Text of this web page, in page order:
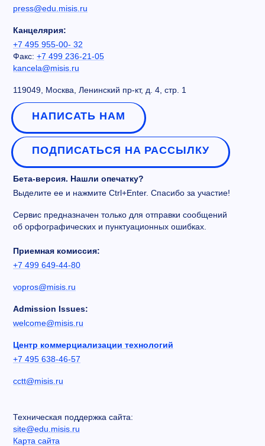
press@edu.misis.ru
Канцелярия:
+7 495 955-00- 32
Факс: +7 499 236-21-05
kancela@misis.ru
119049, Москва, Ленинский пр-кт, д. 4, стр. 1
НАПИСАТЬ НАМ
ПОДПИСАТЬСЯ НА РАССЫЛКУ
Бета-версия. Нашли опечатку?
Выделите ее и нажмите Ctrl+Enter. Спасибо за участие!
Сервис предназначен только для отправки сообщений
об орфографических и пунктуационных ошибках.
Приемная комиссия:
+7 499 649-44-80
vopros@misis.ru
Admission Issues:
welcome@misis.ru
Центр коммерциализации технологий
+7 495 638-46-57
cctt@misis.ru
Техническая поддержка сайта:
site@edu.misis.ru
Карта сайта